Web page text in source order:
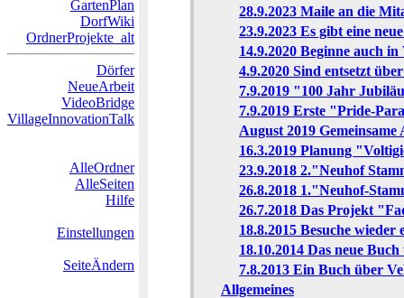
GartenPlan
DorfWiki
OrdnerProjekte_alt
Dörfer
NeueArbeit
VideoBridge
VillageInnovationTalk
AlleOrdner
AlleSeiten
Hilfe
Einstellungen
SeiteÄndern
28.9.2023 Maile an die
23.9.2023 Es gibt eine
14.9.2020 Beginne auch
4.9.2020 Sind entsetzt
7.9.2019 "100 Jahr
7.9.2019 Erste "Pride-
August 2019
16.3.2019 Planung
23.9.2018 2."Neuhof
26.8.2018 1."Neuhof-
26.7.2018 Das Projekt
18.8.2015 Besuche
18.10.2014 Das neue
7.8.2013 Ein Buch über
Allgemeines